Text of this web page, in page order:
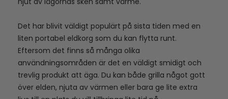
Det har blivit väldigt populärt på sista tiden med en
liten portabel eldkorg som du kan flytta runt.
Eftersom det finns så många olika
användningsområden är det en väldigt smidigt och
trevlig produkt att äga. Du kan både grilla något gott
över elden, njuta av värmen eller bara ge lite extra